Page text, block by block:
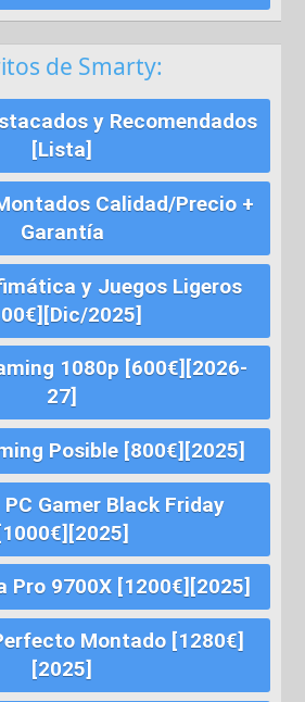
de Smarty:
y Recomendados
[Lista]
Calidad/Precio +
Garantía
y Juegos Ligeros
2025]
1080p [600€][2026-
27]
Posible [800€][2025]
Gamer Black Friday
[1000€][2025]
Pro 9700X [1200€][2025]
Montado [1280€]
[2025]